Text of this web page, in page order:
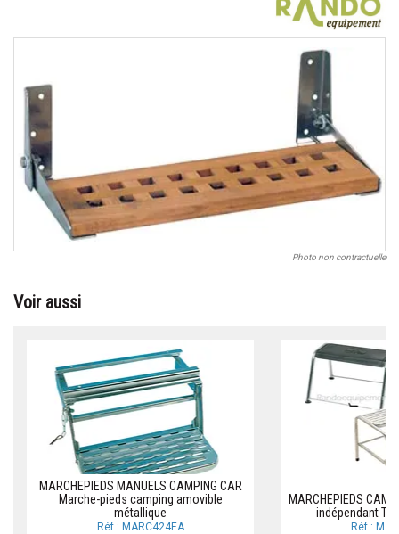
Photo non contractuelle
Voir aussi
MARCHEPIEDS MANUELS CAMPING CAR
Marche-pieds camping amovible
métallique
Réf.: MARC424EA
MARCHEPIEDS
indépendant
Réf.: